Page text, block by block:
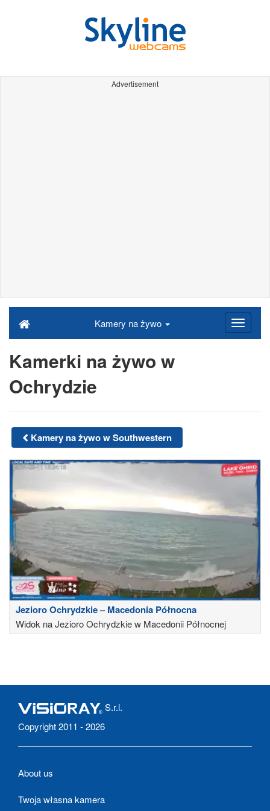
Advertisement
Kamery na żywo
Kamerki na żywo w
Ochrydzie
Kamery na żywo w Southwestern
Jezioro Ochrydzkie – Macedonia Północna
Widok na Jezioro Ochrydzkie w Macedonii Północnej
S.r.l.
Copyright 2011 - 2026
About us
Twoja własna kamera